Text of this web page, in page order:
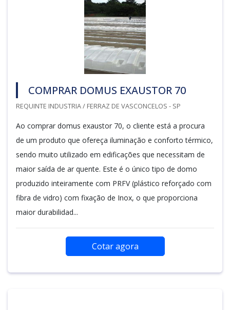
COMPRAR DOMUS EXAUSTOR 70
REQUINTE INDUSTRIA / FERRAZ DE VASCONCELOS - SP
Ao comprar domus exaustor 70, o cliente está a procura
de um produto que ofereça iluminação e conforto térmico,
sendo muito utilizado em edificações que necessitam de
maior saída de ar quente. Este é o único tipo de domo
produzido inteiramente com PRFV (plástico reforçado com
fibra de vidro) com fixação de Inox, o que proporciona
maior durabilidad...
Cotar agora